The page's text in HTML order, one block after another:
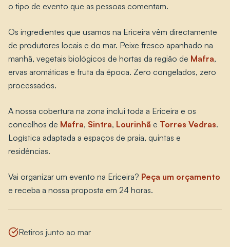
o tipo de evento que as pessoas comentam.
Os ingredientes que usamos na Ericeira vêm directamente
de produtores locais e do mar. Peixe fresco apanhado na
manhã, vegetais biológicos de hortas da região de Mafra,
ervas aromáticas e fruta da época. Zero congelados, zero
processados.
A nossa cobertura na zona inclui toda a Ericeira e os
concelhos de Mafra, Sintra, Lourinhã e Torres Vedras.
Logística adaptada a espaços de praia, quintas e
residências.
Vai organizar um evento na Ericeira? Peça um orçamento
e receba a nossa proposta em 24 horas.
Retiros junto ao mar